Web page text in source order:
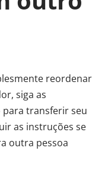
reordenar
siga as
para transferir seu
as instruções se
outra pessoa